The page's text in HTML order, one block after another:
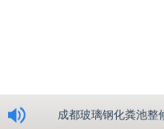
成都玻璃钢化粪池整